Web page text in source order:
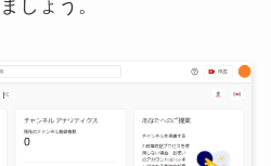
しょう。